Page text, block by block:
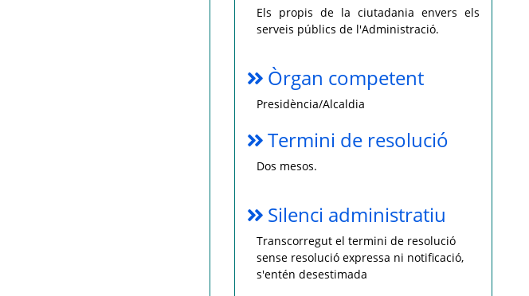
Els propis de la ciutadania envers els
serveis públics de l'Administració.
Òrgan competent
Presidència/Alcaldia
Termini de resolució
Dos mesos.
Silenci administratiu
Transcorregut el termini de resolució
sense resolució expressa ni notificació,
s'entén desestimada